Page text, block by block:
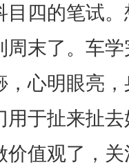
目四的笔试
周末了。车
，心明眼亮
用于扯来扯
价值观了，